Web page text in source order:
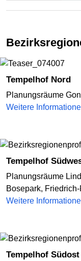
Tempelhof Nord
Planungsräume
Weitere
Tempelhof
Planungsräume
Bosepark,
Weitere
Tempelhof Südost